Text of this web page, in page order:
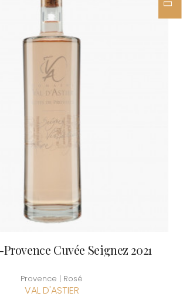
Cuvée Seignez 2021
Provence | Rosé
VAL D'ASTIER